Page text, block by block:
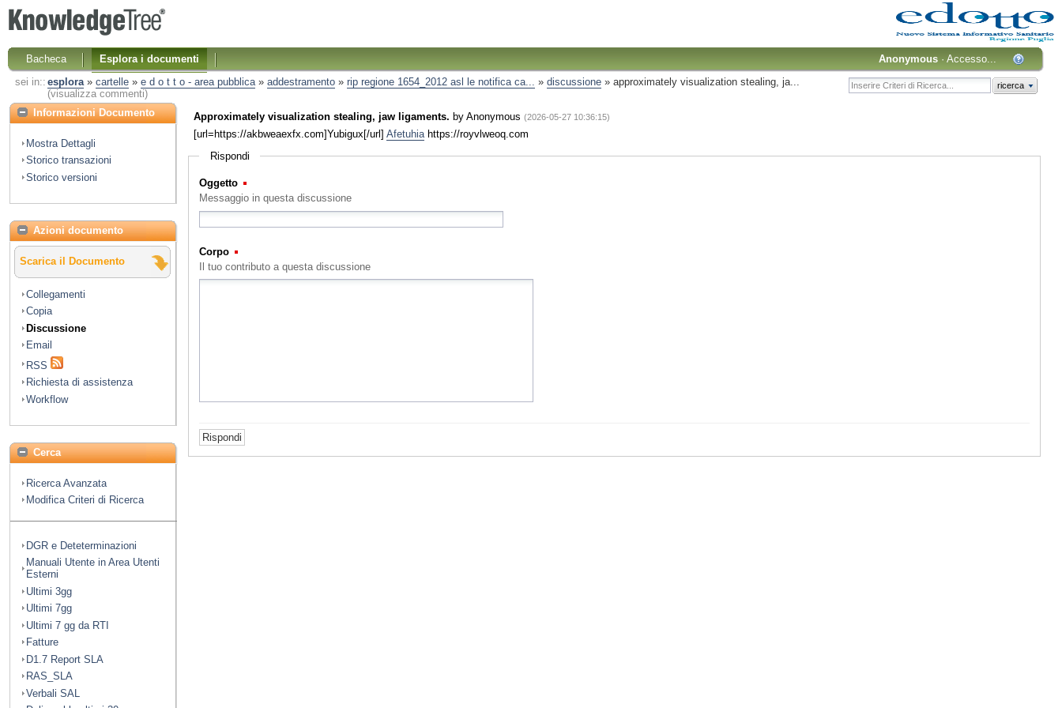
Bacheca Esplora i documenti Anonymous ·Accesso...
sei in:: esplora» cartelle» e d o t t o - area pubblica» addestramento» rip regione 1654_2012 asl le notifica ca... » discussione» approximately visualization stealing, ja...
(visualizza commenti)
ricerca
Informazioni Documento
Mostra Dettagli
Storico transazioni
Storico versioni
Azioni documento
Scarica il Documento
Collegamenti
Copia
Discussione
Email
RSS
Richiesta di assistenza
Workflow
Cerca
Ricerca Avanzata
Modifica Criteri di Ricerca
DGR e Deteterminazioni
Manuali Utente in Area Utenti
Esterni
Ultimi 3gg
Ultimi 7gg
Ultimi 7 gg da RTI
Fatture
D1.7 Report SLA
RAS_SLA
Verbali SAL
Approximately visualization stealing, jaw ligaments. by Anonymous (2026-05-27 10:36:15)
[url=https://akbweaexfx.com]Yubigux[/url] Afetuhiahttps://royvlweoq.com
Rispondi
Oggetto
Messaggio in questa discussione
Corpo
Il tuo contributo a questa discussione